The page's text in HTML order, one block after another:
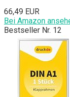
66,49 EUR
Bei Amazon
Bestseller Nr. 12